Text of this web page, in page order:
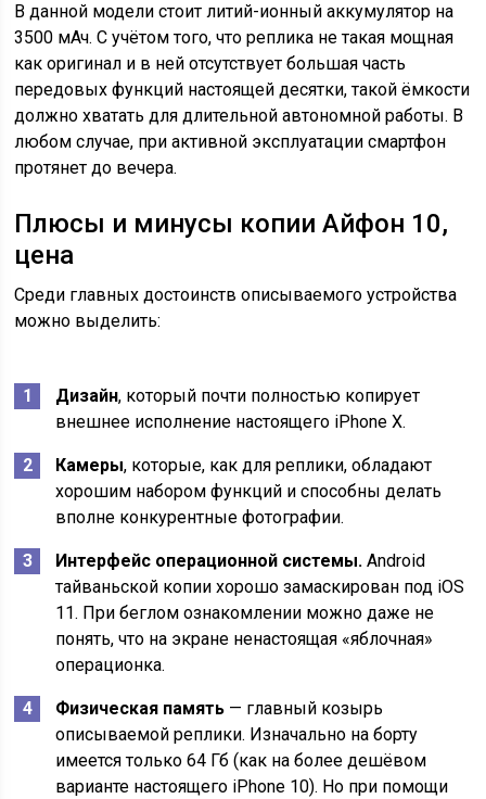
В данной модели стоит литий-ионный аккумулятор на
3500 мАч. С учётом того, что реплика не такая мощная
как оригинал и в ней отсутствует большая часть
передовых функций настоящей десятки, такой ёмкости
должно хватать для длительной автономной работы. В
любом случае, при активной эксплуатации смартфон
протянет до вечера.
Плюсы и минусы копии Айфон 10,
цена
Среди главных достоинств описываемого устройства
можно выделить:
Дизайн, который почти полностью копирует
внешнее исполнение настоящего iPhone X.
Камеры, которые, как для реплики, обладают
хорошим набором функций и способны делать
вполне конкурентные фотографии.
Интерфейс операционной системы. Android
тайваньской копии хорошо замаскирован под iOS
11. При беглом ознакомлении можно даже не
понять, что на экране ненастоящая «яблочная»
операционка.
Физическая память — главный козырь
описываемой реплики. Изначально на борту
имеется только 64 Гб (как на более дешёвом
варианте настоящего iPhone 10). Но при помощи